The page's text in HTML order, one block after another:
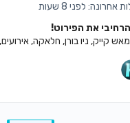
אחרונה: לפני 8 שעות
את הפירוט!
קייק, ניו בורן, חלאקה,